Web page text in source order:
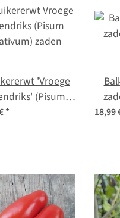
'Vroege
(Pisum
zaden
* 18,99